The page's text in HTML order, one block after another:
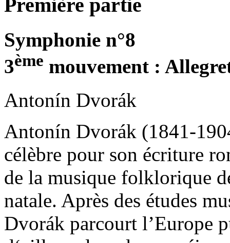
Première partie
Symphonie n°8
3ème mouvement :
Antonín Dvorák
Antonín Dvorák (1841-
célèbre pour son écriture
de la musique folklorique
natale. Après des études
Dvorák parcourt l’Europe